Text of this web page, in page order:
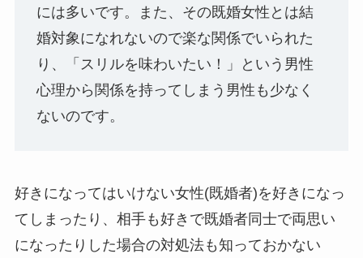
には多いです。
また、その既婚女性とは結
婚対象になれないので楽な関係でいられた
り、「スリルを味わいたい！」という男性
心理から関係を持ってしまう男性も少なく
ないのです。
好きになってはいけない女性(既婚者)を好きになっ
てしまったり、相手も好きで既婚者同士で両思い
になったりした場合の対処法も知っておかない